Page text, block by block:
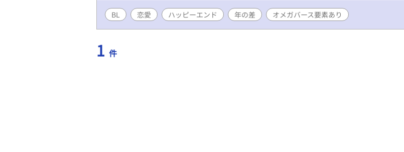
始めて…… ひと回り年上大公α × 自信も幸も薄いけど実は敏
腕Ω 婚約破棄されたノエルが、新しい家族に愛されて幸せに
BL 恋愛 ハッピーエンド 年の差 オメガバース要素あり
1 件